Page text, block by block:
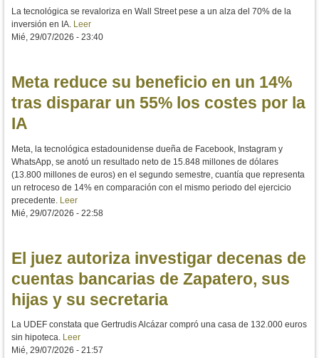
La tecnológica se revaloriza en Wall Street pese a un alza del 70% de la
inversión en IA. Leer
Mié, 29/07/2026 - 23:40
Meta reduce su beneficio en un 14%
tras disparar un 55% los costes por la
IA
Meta, la tecnológica estadounidense dueña de Facebook, Instagram y
WhatsApp, se anotó un resultado neto de 15.848 millones de dólares
(13.800 millones de euros) en el segundo semestre, cuantía que representa
un retroceso de 14% en comparación con el mismo periodo del ejercicio
precedente. Leer
Mié, 29/07/2026 - 22:58
El juez autoriza investigar decenas de
cuentas bancarias de Zapatero, sus
hijas y su secretaria
La UDEF constata que Gertrudis Alcázar compró una casa de 132.000 euros
sin hipoteca. Leer
Mié, 29/07/2026 - 21:57